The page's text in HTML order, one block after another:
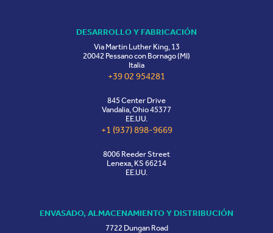
DESARROLLO Y FABRICACIÓN
Via Martin Luther King, 13
20042 Pessano con Bornago (MI)
Italia
+39 02 954281
845 Center Drive
Vandalia, Ohio 45377
EE.UU.
+1 (937) 898-9669
8006 Reeder Street
Lenexa, KS 66214
EE.UU.
ENVASADO, ALMACENAMIENTO Y DISTRIBUCIÓN
7722 Dungan Road